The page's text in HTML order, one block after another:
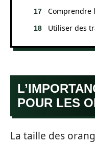
Comprendre
Utiliser des
POUR LES
La taille des